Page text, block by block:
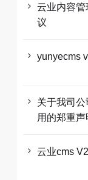
云业内容
议
yunyecms
关于我司
用的郑重声
云业cms